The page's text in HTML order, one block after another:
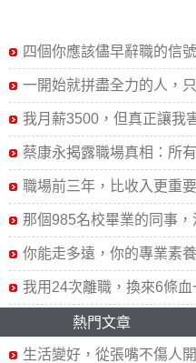
四個你應該儘早辭職的信號
一開始就拼盡全力的人，
我月薪3500，但真正讓我
蔡康永揭露職場真相：所
職場前三年，比收入更重
那個985名校畢業的同事
你能走多遠，你的專業素
我用24次離職，換來6條血
熱門文章
生活變好，從張嘴不傷人